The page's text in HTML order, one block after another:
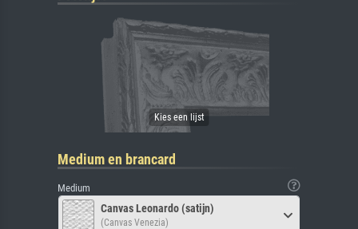
Medium en brancard
Medium
Canvas Leonardo (satijn)
(Canvas Venezia)